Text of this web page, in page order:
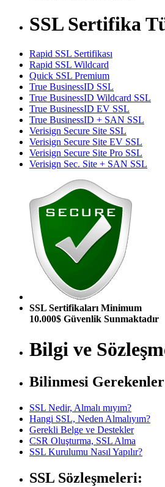
SSL Sertifika
Rapid SSL Sertifikası
Rapid SSL Wildcard
Quick SSL Premium
True BusinessID SSL
True BusinessID Wildcard SSL
True BusinessID EV SSL
True BusinessID + SAN SSL
Verisign Secure Site SSL
Verisign Secure Site EV SSL
Verisign Secure Site Pro SSL
Verisign Sec. Site + SAN SSL
SSL Sertifikaları Minimum
10.000$ Güvenlik Sunmaktadır
Bilgi ve
Bilinmesi
SSL Nedir, Almalı mıyım?
Hangi SSL, Neden Almalıyım?
Gerekli Belge ve Destekler
CSR Oluşturma, SSL Alma
SSL Kurulumu Nasıl Yapılır?
SSL Sözleşmeleri: